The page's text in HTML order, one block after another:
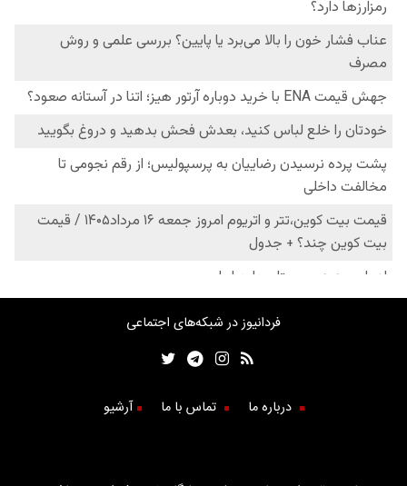
فردانیوز در شبکه‌های اجتماعی
درباره ما تماس با ما آرشیو